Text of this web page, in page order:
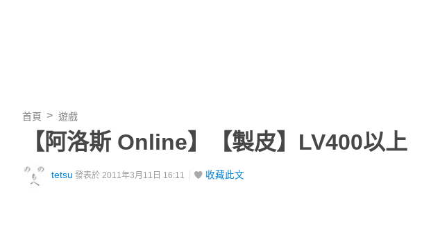
首頁 遊戲
【阿洛斯 Online】【製皮】LV400以上
tetsu 發表於 2011年3月11日 16:11 收藏此文